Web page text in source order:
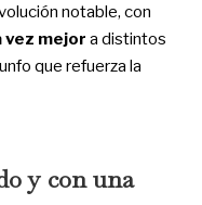
notable, con
vez mejor a distintos
que refuerza la
y con una